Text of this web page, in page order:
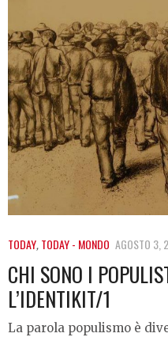
TODAY,TODAY - MONDO AGOSTO 3,
CHI SONO I
L’IDENTIKIT/1
La parola populismo è